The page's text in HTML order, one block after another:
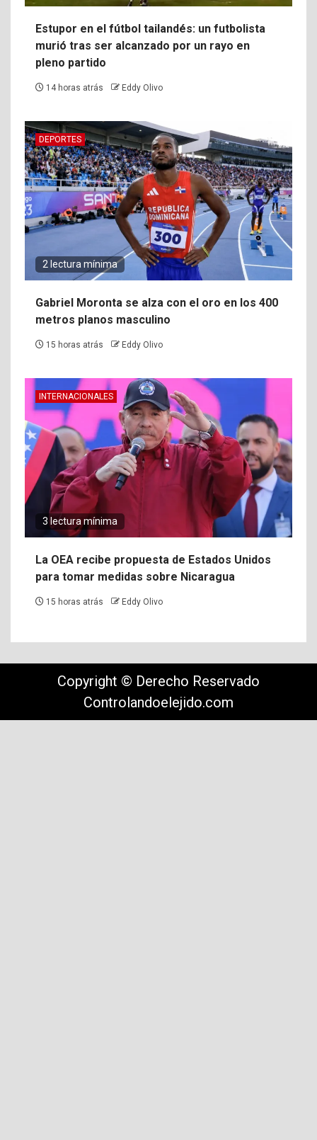
Estupor en el fútbol tailandés: un futbolista
murió tras ser alcanzado por un rayo en
pleno partido
14 horas atrás Eddy Olivo
DEPORTES
2 lectura mínima
Gabriel Moronta se alza con el oro en los 400
metros planos masculino
15 horas atrás Eddy Olivo
INTERNACIONALES
3 lectura mínima
La OEA recibe propuesta de Estados Unidos
para tomar medidas sobre Nicaragua
15 horas atrás Eddy Olivo
Copyright © Derecho Reservado
Controlandoelejido.com